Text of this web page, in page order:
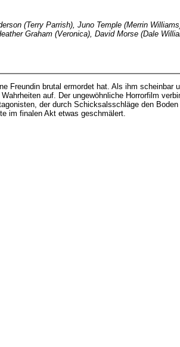
(Terry Parrish), Juno Temple (Merrin
Graham (Veronica), David Morse (Dale
Freundin brutal ermordet hat. Als ihm scheinbar
auf. Der ungewöhnliche Horrorfilm
der durch Schicksalsschläge den
im finalen Akt etwas geschmälert.